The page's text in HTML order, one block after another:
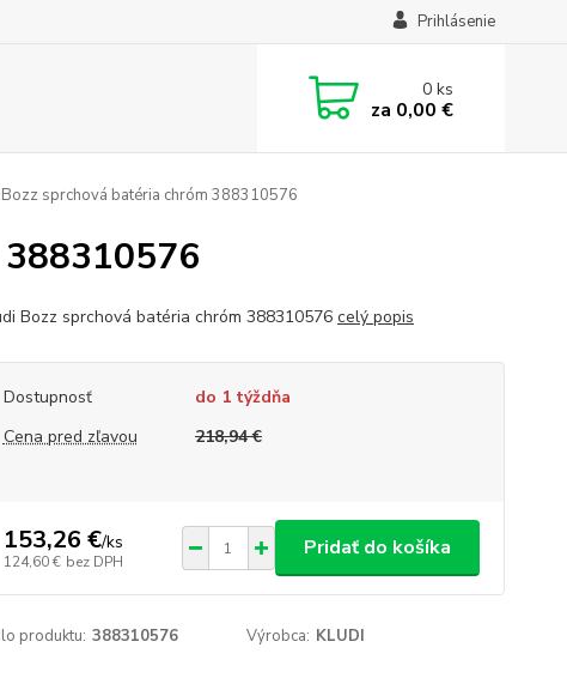
Prihlásenie
0ks
za 0,00 €
sprchová batéria chróm 388310576
Bozz sprchová batéria chróm 388310576 celý popis
Dostupnosť
do 1 týždňa
Cena pred zľavou
218,94 €
153,26 €/ks
124,60 € bez DPH
Pridať do košíka
produktu: 388310576 Výrobca: KLUDI